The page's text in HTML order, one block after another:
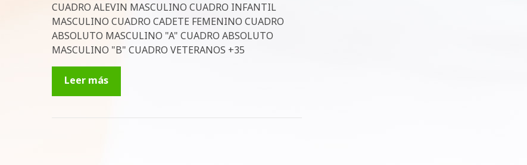
CUADRO ALEVIN MASCULINO CUADRO INFANTIL
MASCULINO CUADRO CADETE FEMENINO CUADRO
ABSOLUTO MASCULINO "A" CUADRO ABSOLUTO
MASCULINO "B" CUADRO VETERANOS +35
Leer más